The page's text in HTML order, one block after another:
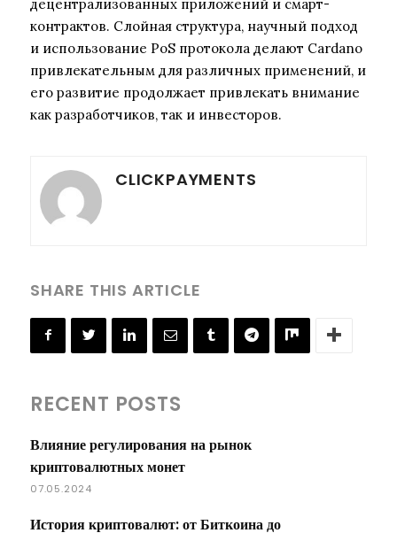
децентрализованных приложений и смарт-
контрактов. Слойная структура, научный подход
и использование PoS протокола делают Cardano
привлекательным для различных применений, и
его развитие продолжает привлекать внимание
как разработчиков, так и инвесторов.
CLICKPAYMENTS
SHARE THIS ARTICLE
RECENT POSTS
Влияние регулирования на рынок
криптовалютных монет
07.05.2024
История криптовалют: от Биткоина до